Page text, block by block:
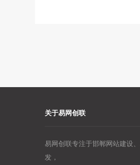
关于易网创联
易网创联专注于邯郸网站建设
发，